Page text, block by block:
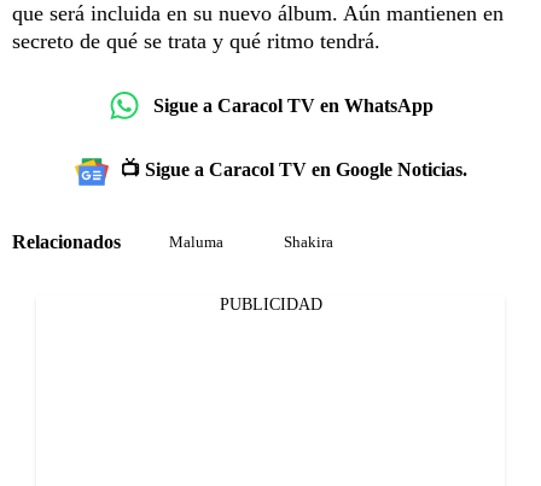
que será incluida en su nuevo álbum. Aún mantienen en
secreto de qué se trata y qué ritmo tendrá.
Sigue a Caracol TV en WhatsApp
📺 Sigue a Caracol TV en Google Noticias.
Relacionados Maluma Shakira
PUBLICIDAD